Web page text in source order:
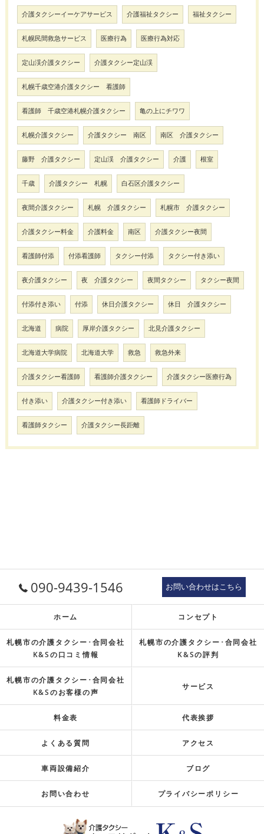
介護タクシーイーケアサービス 介護福祉タクシー 福祉タクシー
札幌民間救急サービス 医療行為 医療行為対応
定山渓介護タクシー 介護タクシー定山渓
札幌千歳空港介護タクシー 看護師
看護師 千歳空港札幌介護タクシー 亀の上にチワワ
札幌介護タクシー 介護タクシー 南区 南区 介護タクシー
藤野 介護タクシー 定山渓 介護タクシー 介護 根室
千歳 介護タクシー 札幌 白石区介護タクシー
夜間介護タクシー 札幌 介護タクシー 札幌市 介護タクシー
介護タクシー料金 介護料金 南区 介護タクシー夜間
看護師付添 付添看護師 タクシー付添 タクシー付き添い
夜介護タクシー 夜 介護タクシー 夜間タクシー タクシー夜間
付添付き添い 付添 休日介護タクシー 休日 介護タクシー
北海道 病院 厚岸介護タクシー 北見介護タクシー
北海道大学病院 北海道大学 救急 救急外来
介護タクシー看護師 看護師介護タクシー 介護タクシー医療行為
付き添い 介護タクシー付き添い 看護師ドライバー
看護師タクシー 介護タクシー長距離
090-9439-1546 お問い合わせはこちら
ホーム コンセプト
札幌市の介護タクシー･合同会社
K&Sの口コミ情報
札幌市の介護タクシー･合同会社
K&Sの評判
札幌市の介護タクシー･合同会社
K&Sのお客様の声
サービス
料金表 代表挨拶
よくある質問 アクセス
車両設備紹介 ブログ
お問い合わせ プライバシーポリシー